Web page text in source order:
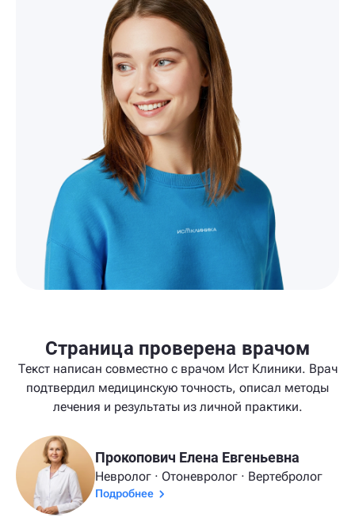
Страница проверена врачом
Текст написан совместно с врачом Ист Клиники. Врач
подтвердил медицинскую точность, описал методы
лечения и результаты из личной практики.
Прокопович Елена Евгеньевна
Невролог · Отоневролог · Вертебролог
Подробнее